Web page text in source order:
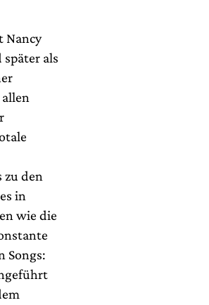
Nancy
als
zu den
in
wie die
Songs: